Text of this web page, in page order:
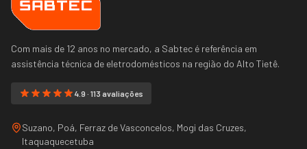
Com mais de 12 anos no mercado, a Sabtec é referência em
assistência técnica de eletrodomésticos na região do Alto Tietê.
4.9 · 113 avaliações
Suzano, Poá, Ferraz de Vasconcelos, Mogi das Cruzes,
Itaquaquecetuba